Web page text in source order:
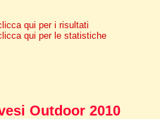
qui per i risultati
qui per le statistiche
Outdoor 2010